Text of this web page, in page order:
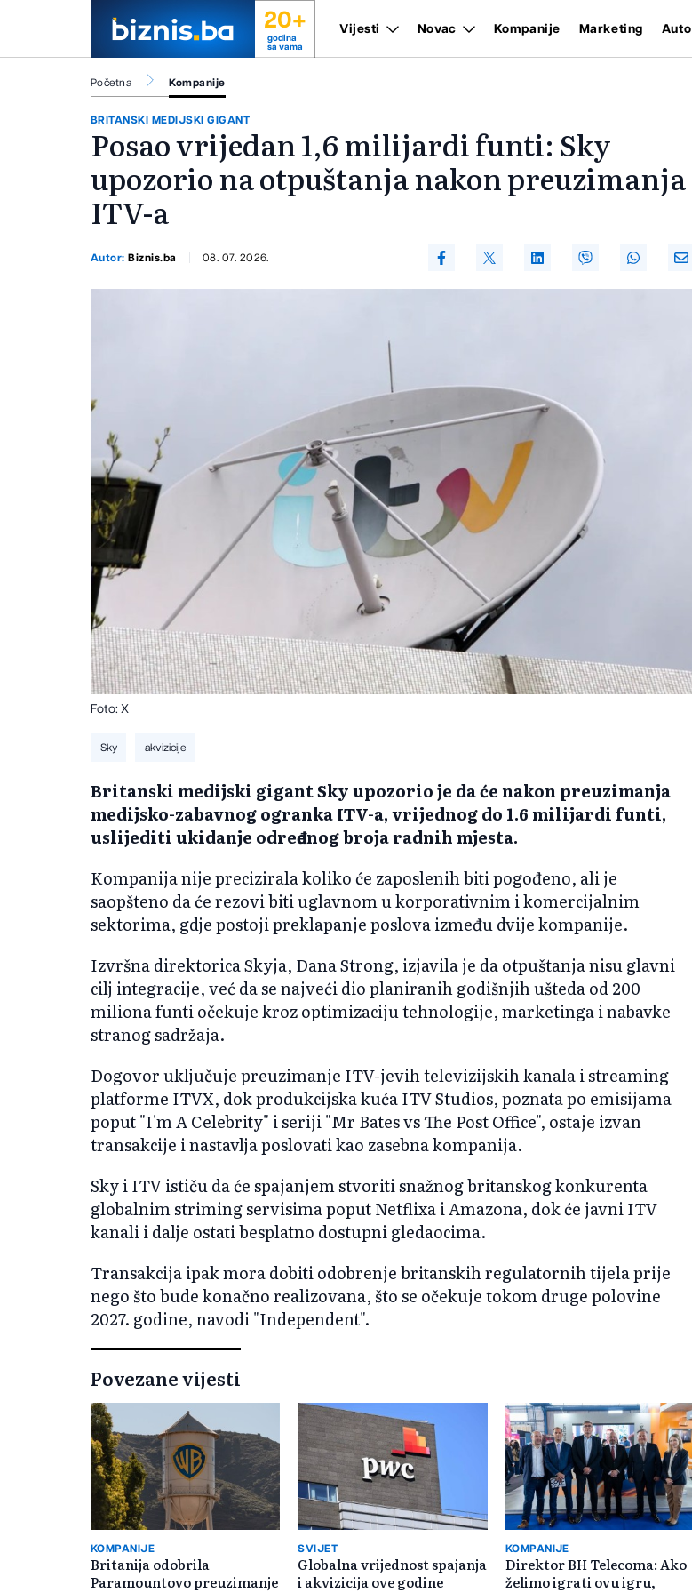
20+
godina
sa vama
Vijesti Novac Kompanije Marketing Auto
Početna Kompanije
BRITANSKI MEDIJSKI GIGANT
Posao vrijedan 1,6 milijardi funti: Sky
upozorio na otpuštanja nakon preuzimanja
ITV-a
Autor:Biznis.ba 08. 07. 2026.
Foto: X
Sky akvizicije
​Britanski medijski gigant Sky upozorio je da će nakon preuzimanja
medijsko-zabavnog ogranka ITV-a, vrijednog do 1.6 milijardi funti,
uslijediti ukidanje određenog broja radnih mjesta.
Kompanija nije precizirala koliko će zaposlenih biti pogođeno, ali je
saopšteno da će rezovi biti uglavnom u korporativnim i komercijalnim
sektorima, gdje postoji preklapanje poslova između dvije kompanije.
Izvršna direktorica Skyja, Dana Strong, izjavila je da otpuštanja nisu glavni
cilj integracije, već da se najveći dio planiranih godišnjih ušteda od 200
miliona funti očekuje kroz optimizaciju tehnologije, marketinga i nabavke
stranog sadržaja.
Dogovor uključuje preuzimanje ITV-jevih televizijskih kanala i streaming
platforme ITVX, dok produkcijska kuća ITV Studios, poznata po emisijama
poput "I'm A Celebrity" i seriji "Mr Bates vs The Post Office", ostaje izvan
transakcije i nastavlja poslovati kao zasebna kompanija.
Sky i ITV ističu da će spajanjem stvoriti snažnog britanskog konkurenta
globalnim striming servisima poput Netflixa i Amazona, dok će javni ITV
kanali i dalje ostati besplatno dostupni gledaocima.
Transakcija ipak mora dobiti odobrenje britanskih regulatornih tijela prije
nego što bude konačno realizovana, što se očekuje tokom druge polovine
2027. godine, navodi "Independent".
Povezane vijesti
KOMPANIJE
Britanija odobrila
Paramountovo preuzimanje
SVIJET
Globalna vrijednost spajanja
i akvizicija ove godine
KOMPANIJE
Direktor BH Telecoma: Ako
želimo igrati ovu igru,